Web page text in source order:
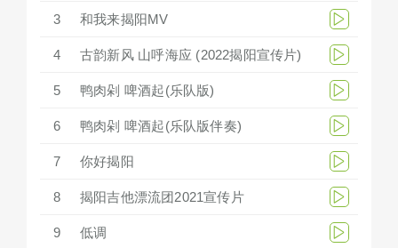
3 和我来揭阳MV
4 古韵新风 山呼海应 (2022揭阳宣传片)
5 鸭肉剁 啤酒起(乐队版)
6 鸭肉剁 啤酒起(乐队版伴奏)
7 你好揭阳
8 揭阳吉他漂流团2021宣传片
9 低调